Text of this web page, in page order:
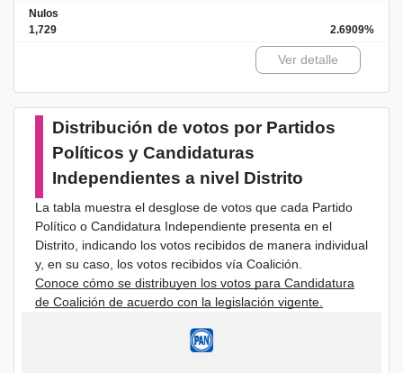
Nulos
1,729
2.6909%
Ver detalle
Distribución de votos por Partidos
Políticos y Candidaturas
Independientes a nivel Distrito
La tabla muestra el desglose de votos que cada Partido
Político o Candidatura Independiente presenta en el
Distrito, indicando los votos recibidos de manera individual
y, en su caso, los votos recibidos vía Coalición.
Conoce cómo se distribuyen los votos para Candidatura
de Coalición de acuerdo con la legislación vigente.